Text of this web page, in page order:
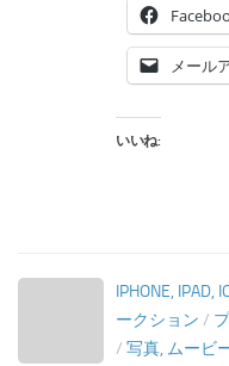
メール
いいね:
IPHONE, IPAD,
ークション /
/ 写真, ムービ